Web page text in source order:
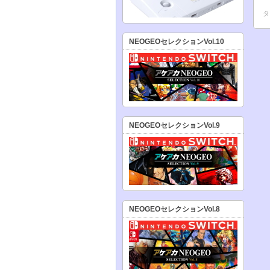
NEOGEOセレクションVol.10
NEOGEOセレクションVol.9
NEOGEOセレクションVol.8